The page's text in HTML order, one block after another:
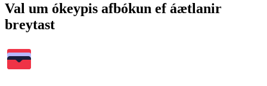
Val um ókeypis afbókun ef áætlanir
breytast